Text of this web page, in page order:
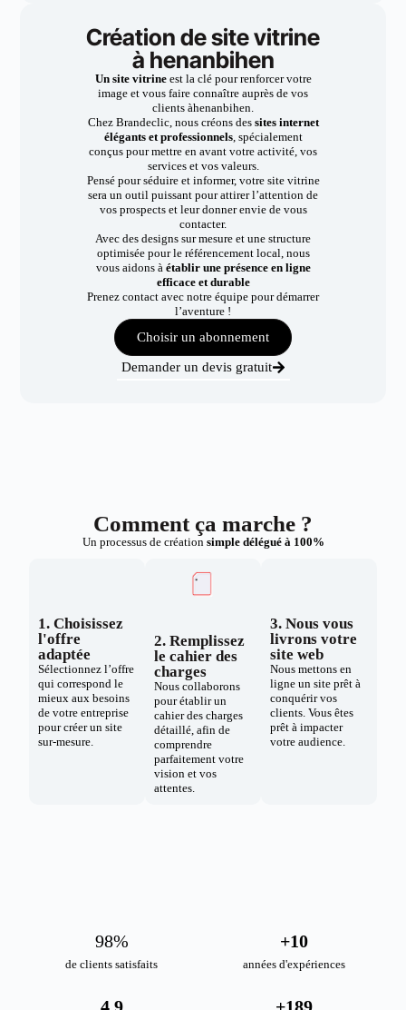
Création de site vitrine
à henanbihen
Un site vitrineest la clé pour renforcer votre
image et vous faire connaître auprès de vos
clients àhenanbihen.
Chez Brandeclic, nous créons dessites internet
élégants et professionnels, spécialement
conçus pour mettre en avant votre activité, vos
services et vos valeurs.
Pensé pour séduire et informer, votre site vitrine
sera un outil puissant pour attirer l’attention de
vos prospects et leur donner envie de vous
contacter.
Avec des designs sur mesure et une structure
optimisée pour le référencement local, nous
vous aidons à établir une présence en ligne
efficace et durable
Prenez contact avec notre équipe pour démarrer
l’aventure !
Choisir un abonnement
Demander un devis gratuit
Comment ça marche ?
Un processus de création simple délégué à 100%
1. Choisissez
l'offre
adaptée
Sélectionnez l’offre
qui correspond le
mieux aux besoins
de votre entreprise
pour créer un site
sur-mesure.
2. Remplissez
le cahier des
charges
Nous collaborons
pour établir un
cahier des charges
détaillé, afin de
comprendre
parfaitement votre
vision et vos
attentes.
3. Nous vous
livrons votre
site web
Nous mettons en
ligne un site prêt à
conquérir vos
clients. Vous êtes
prêt à impacter
votre audience.
de clients satisfaits
98%
années d'expériences
+10